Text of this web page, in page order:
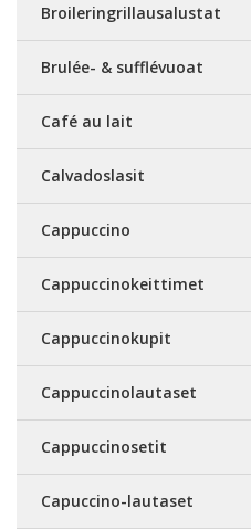
Broileringrillausalustat
Brulée- & sufflévuoat
Café au lait
Calvadoslasit
Cappuccino
Cappuccinokeittimet
Cappuccinokupit
Cappuccinolautaset
Cappuccinosetit
Capuccino-lautaset